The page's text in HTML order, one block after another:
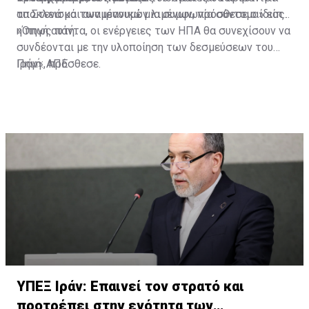
αποκλεισμό των ιρανικών λιμένων, πρόσθεσε ο ίδιος.
τα Στενά και αναμένουμε μια συμφωνία σύντομα» είπε
η πηγή αυτή.
«Όπως πάντα, οι ενέργειες των ΗΠΑ θα συνεχίσουν να
συνδέονται με την υλοποίηση των δεσμεύσεων του
Ιράν», πρόσθεσε.
Πηγή: ΑΠΕ
ΥΠΕΞ Ιράν: Επαινεί τον στρατό και
προτρέπει στην ενότητα των